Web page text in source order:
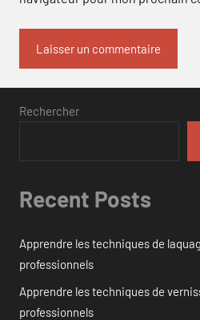
Rechercher
Recent Posts
Apprendre les techniques de
professionnels
Apprendre les techniques de
professionnels